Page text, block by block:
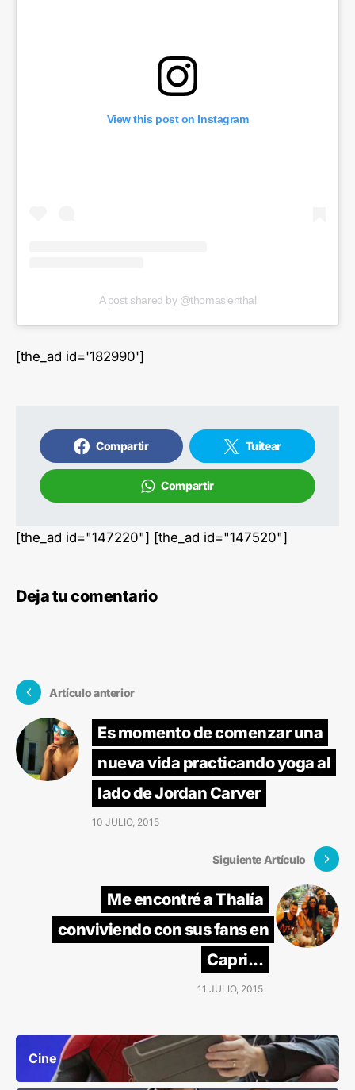
View this post on Instagram
A post shared by @thomaslenthal
[the_ad id='182990']
Compartir Tuitear
Compartir
[the_ad id="147220"] [the_ad id="147520"]
Deja tu comentario
Artículo anterior
Es momento de comenzar una
nueva vida practicando yoga al
lado de Jordan Carver
10 JULIO, 2015
Siguiente Artículo
Me encontré a Thalía
conviviendo con sus fans en
Capri...
11 JULIO, 2015
Cine